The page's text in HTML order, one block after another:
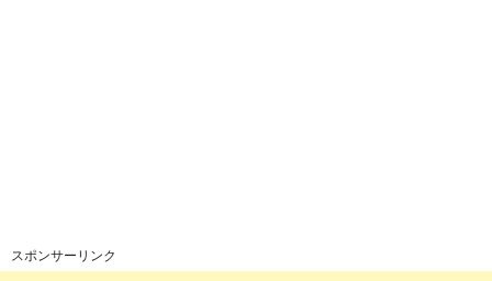
スポンサーリンク